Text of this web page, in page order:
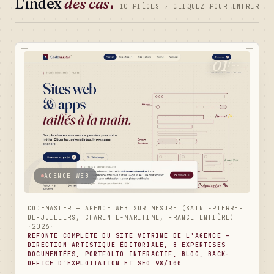
▮ 10 PIÈCES · CLIQUEZ POUR ENTRER
01
AGENCE WEB
CODEMASTER — AGENCE WEB SUR MESURE (SAINT-PIERRE-
DE-JUILLERS, CHARENTE-MARITIME, FRANCE ENTIÈRE)
· 2026 ·
REFONTE COMPLÈTE DU SITE VITRINE DE L'AGENCE —
DIRECTION ARTISTIQUE ÉDITORIALE, 8 EXPERTISES
DOCUMENTÉES, PORTFOLIO INTERACTIF, BLOG, BACK-
OFFICE D'EXPLOITATION ET SEO 98/100